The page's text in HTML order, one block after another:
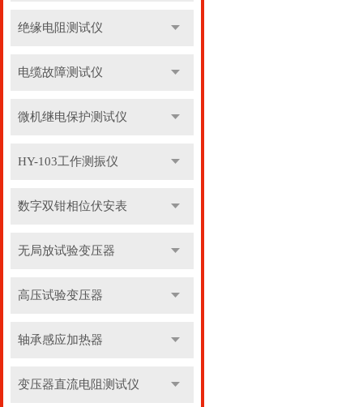
绝缘电阻测试仪
电缆故障测试仪
微机继电保护测试仪
HY-103工作测振仪
数字双钳相位伏安表
无局放试验变压器
高压试验变压器
轴承感应加热器
变压器直流电阻测试仪